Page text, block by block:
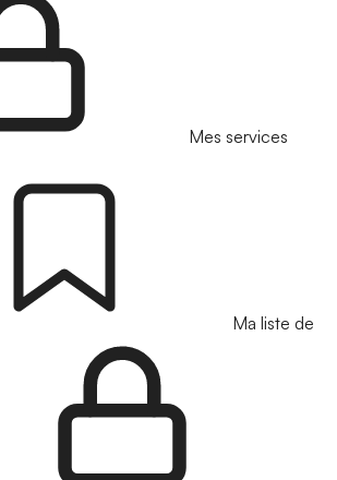
Mes services
Ma liste de